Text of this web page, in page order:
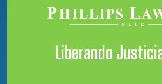
Liberando